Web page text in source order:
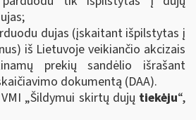
dujas (įskaitant išpilstytas į
iš Lietuvoje veikiančio akcizais
prekių sandėlio išrašant
dokumentą (DAA).
„Šildymui skirtų dujų tiekėju“,